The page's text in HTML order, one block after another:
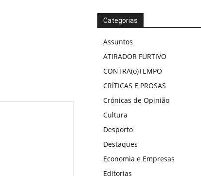
Categorias
Assuntos
ATIRADOR FURTIVO
CONTRA(o)TEMPO
CRÍTICAS E PROSAS
Crónicas de Opinião
Cultura
Desporto
Destaques
Economia e Empresas
Editorias